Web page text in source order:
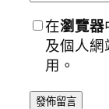
在瀏覽器
及個人網
用。